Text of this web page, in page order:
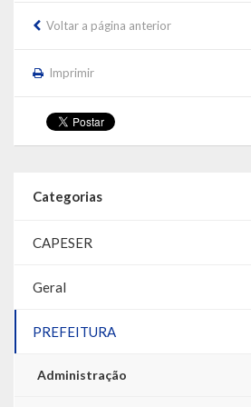
Voltar a página anterior
Imprimir
Categorias
CAPESER
Geral
PREFEITURA
Administração